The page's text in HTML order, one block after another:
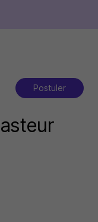
Postuler